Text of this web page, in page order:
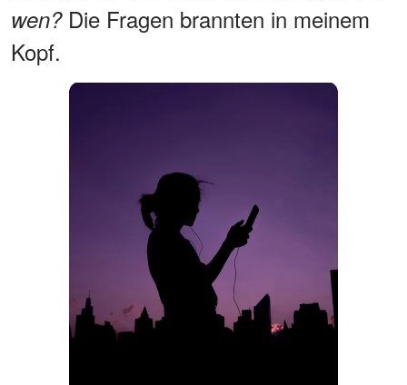
wen?Die Fragen brannten in meinem
Kopf.